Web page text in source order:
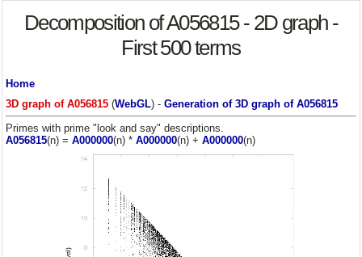
Decomposition of A056815 - 2D graph -
First 500 terms
Home
3D graph of A056815(WebGL) - Generation of 3D graph of A056815
Primes with prime "look and say" descriptions.
A056815(n) = A000000(n) * A000000(n) + A000000(n)